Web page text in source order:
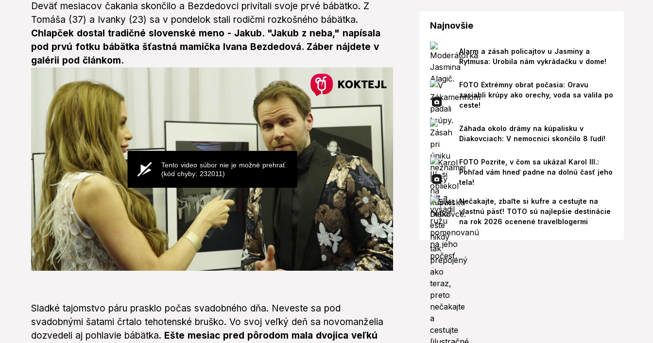
Deväť mesiacov čakania skončilo a Bezdedovci privítali svoje prvé bábätko. Z
Tomáša (37) a Ivanky (23) sa v pondelok stali rodičmi rozkošného bábätka.
Chlapček dostal tradičné slovenské meno - Jakub. "Jakub z neba," napísala
pod prvú fotku bábätka šťastná mamička Ivana Bezdedová. Záber nájdete v
galérii pod článkom.
seconds Volume
0%
Tento video súbor nie je možné prehrať.
(kód chyby: 232011)
Sladké tajomstvo páru prasklo počas svadobného dňa. Neveste sa pod
svadobnými šatami črtalo tehotenské bruško. Vo svoj veľký deň sa novomanželia
dozvedeli aj pohlavie bábätka. Ešte mesiac pred pôrodom mala dvojica veľkú
Najnovšie
Alarm a zásah policajtov u Jasminy a
Rytmusa: Urobila nám vykrádačku v dome!
FOTO Extrémny obrat počasia: Oravu
zasiahli krúpy ako orechy, voda sa valila po
ceste!
Záhada okolo drámy na kúpalisku v
Diakovciach: V nemocnici skončilo 8 ľudí!
FOTO Pozrite, v čom sa ukázal Karol III.:
Pohľad vám hneď padne na dolnú časť jeho
tela!
Nečakajte, zbaľte si kufre a cestujte na
vlastnú päsť! TOTO sú najlepšie destinácie
na rok 2026 ocenené travelblogermi